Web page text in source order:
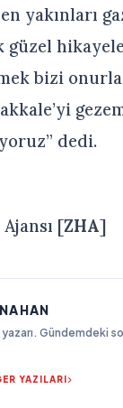
yakınları
bizi
dedi.
[ZHA]
Gündemdeki
YAZILARI